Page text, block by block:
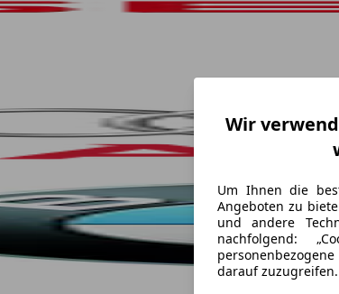
Wir
Um Ihnen die
Angeboten zu
und andere
nachfolgend:
darauf zuzugreifen.